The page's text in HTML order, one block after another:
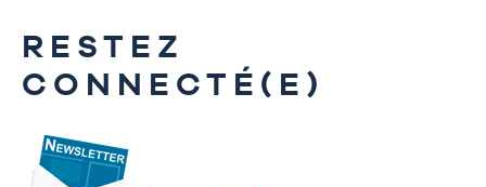
RESTEZ
CONNECTÉ(E)